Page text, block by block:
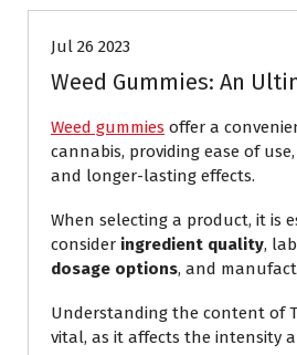
Jul 26 2023
Weed Gummies: An
Weed gummies offer a
cannabis, providing ease of
and longer-lasting effects.
When selecting a product, it is
consider ingredient quality,
dosage options, and
Understanding the content of
vital, as it affects the intensity